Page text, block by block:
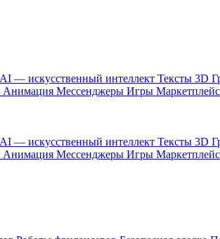
AI — искусственный интеллект Тексты 3D
Анимация Мессенджеры Игры
AI — искусственный интеллект Тексты 3D
Анимация Мессенджеры Игры